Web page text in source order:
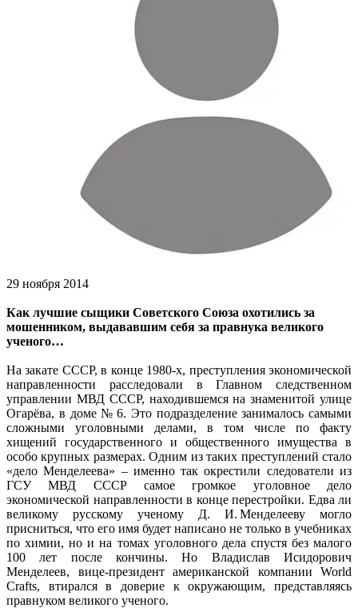
29 ноября 2014
Как лучшие сыщики Советского Союза охотились за
мошенником, выдававшим себя за правнука великого
ученого…
На закате СССР, в конце 1980-х, преступления экономической
направленности расследовали в Главном следственном
управлении МВД СССР, находившемся на знаменитой улице
Огарёва, в доме № 6. Это под­разделение занималось самыми
сложными уголовными делами, в том числе по факту
хищений государственного и общественного имущества в
особо крупных размерах. Одним из таких преступлений стало
«дело Менделеева» – именно так окрестили следователи из
ГСУ МВД СССР самое громкое уголовное дело
экономической направленности в конце перестройки. Едва ли
великому русскому ученому Д. И. Менделееву могло
присниться, что его имя будет написано не только в учебниках
по химии, но и на томах уголовного дела спустя без малого
100 лет после кончины. Но Владислав Исидорович
Менделеев, вице-президент американской компании World
Сrafts, втирался в доверие к окружающим, представляясь
правнуком великого ученого.